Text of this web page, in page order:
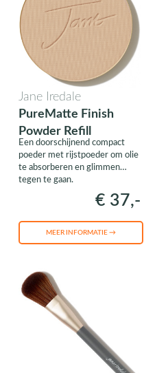
Jane Iredale
PureMatte Finish
Powder Refill
Een doorschijnend compact
poeder met rijstpoeder om olie
te absorberen en glimmen
tegen te gaan.
€ 37,-
MEER INFORMATIE →